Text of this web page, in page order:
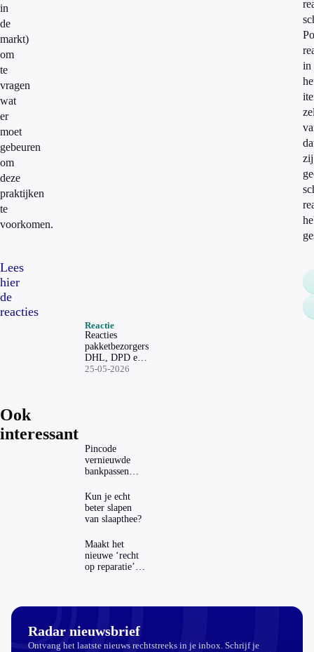
in
de
markt)
om
te
vragen
wat
er
moet
gebeuren
om
deze
praktijken
te
voorkomen.
in
zij
Lees
hier
de
reacties
Reactie
Reacties
pakketbezorgers
DHL, DPD en
Via Tim
25-05-2026
Ook
interessant
Pincode
vernieuwde
bankpassen
ING-app: is dat
wel veilig?
Kun je echt
beter slapen
van slaapthee?
Maakt het
nieuwe ‘recht
op reparatie’
Radar nieuwsbrief
Ontvang het laatste nieuws rechtstreeks in je inbox. Schrijf je